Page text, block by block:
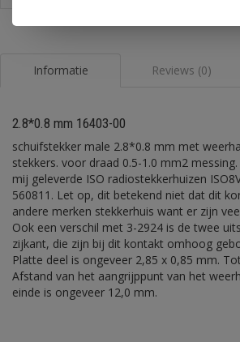
Informatie Reviews (0)
2.8*0.8 mm 16403-00
schuifstekker male 2.8*0.8 mm met
stekkers. voor draad 0.5-1.0 mm2
mij geleverde ISO radiostekkerhuizen
560811. Let op, dit betekend niet dat dit
andere merken stekkerhuis want er zijn
Ook een verschil met 3-2924 is de twee
zijkant, die zijn bij dit kontakt omhoog
Platte deel is ongeveer 2,85 x 0,85 mm.
Afstand van het aangrijppunt van het
einde is ongeveer 12,0 mm.